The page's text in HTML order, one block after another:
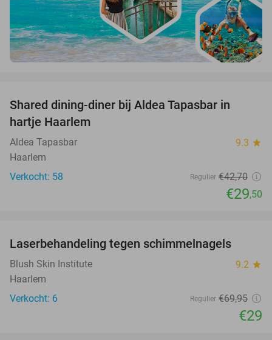
Shared dining-diner bij Aldea Tapasbar in
hartje Haarlem
Aldea Tapasbar 9.3 star
Haarlem
Verkocht: 58
Regulier €42,70
€29,50
Laserbehandeling tegen schimmelnagels
Blush Skin Institute 9.2 star
Haarlem
Verkocht: 6
Regulier €69,95
€29